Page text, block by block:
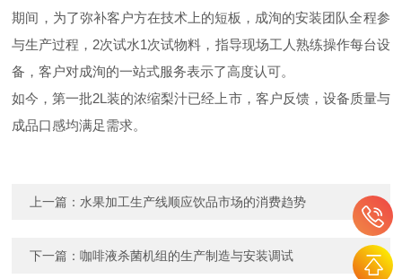
期间，为了弥补客户方在技术上的短板，成洵的安装团队全程参
与生产过程，2次试水1次试物料，指导现场工人熟练操作每台设
备，客户对成洵的一站式服务表示了高度认可。
如今，第一批2L装的浓缩梨汁已经上市，客户反馈，设备质量与
成品口感均满足需求。
上一篇： 水果加工生产线顺应饮品市场的消费趋势
下一篇：咖啡液杀菌机组的生产制造与安装调试